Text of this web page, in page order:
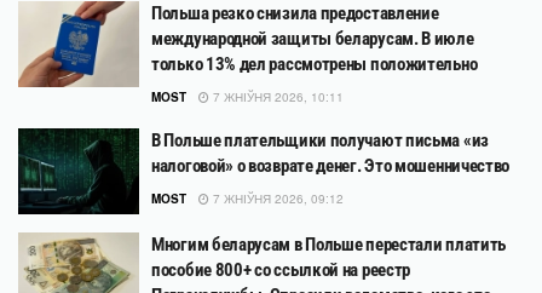
Польша резко снизила предоставление
международной защиты беларусам. В июле
только 13% дел рассмотрены положительно
MOST 7 ЖНІЎНЯ 2026, 10:11
В Польше плательщики получают письма «из
налоговой» о возврате денег. Это мошенничество
MOST 7 ЖНІЎНЯ 2026, 09:12
Многим беларусам в Польше перестали платить
пособие 800+ со ссылкой на реестр